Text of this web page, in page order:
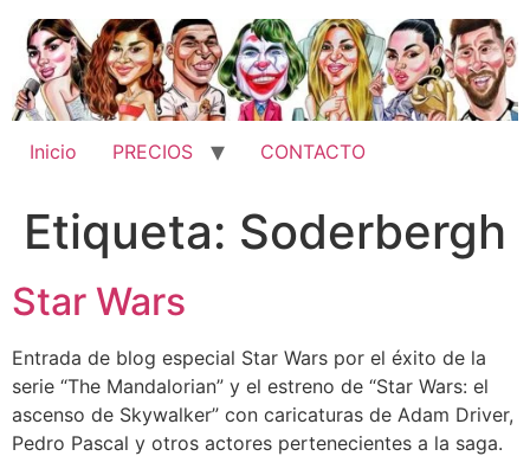
contenido
Inicio PRECIOS CONTACTO
Etiqueta: Soderbergh
Star Wars
Entrada de blog especial Star Wars por el éxito de la
serie “The Mandalorian” y el estreno de “Star Wars: el
ascenso de Skywalker” con caricaturas de Adam Driver,
Pedro Pascal y otros actores pertenecientes a la saga.